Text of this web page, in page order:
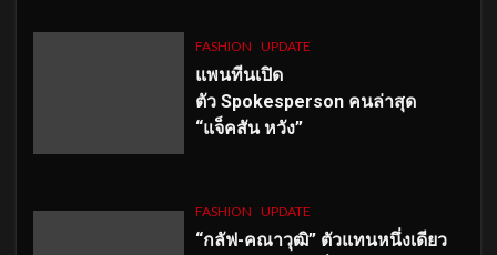
FASHION UPDATE
แพนทีนเปิด
ตัว Spokesperson คนล่าสุด
“แจ็คสัน หวัง”
FASHION UPDATE
“กลัฟ-คณาวุฒิ” ตัวแทนหนึ่งเดียว